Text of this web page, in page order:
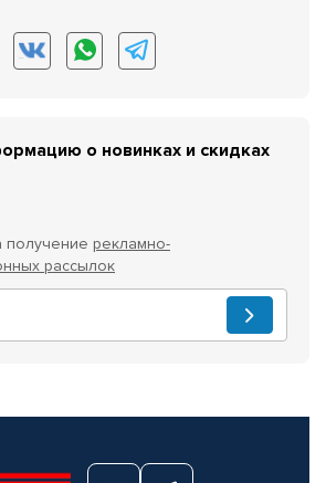
о новинках и скидках
получение рекламно-
рассылок